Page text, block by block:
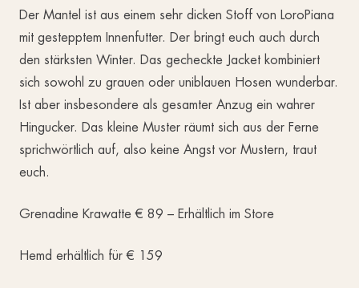
Der Mantel ist aus einem sehr dicken Stoff von LoroPiana
mit gestepptem Innenfutter. Der bringt euch auch durch
den stärksten Winter. Das gecheckte Jacket kombiniert
sich sowohl zu grauen oder uniblauen Hosen wunderbar.
Ist aber insbesondere als gesamter Anzug ein wahrer
Hingucker. Das kleine Muster räumt sich aus der Ferne
sprichwörtlich auf, also keine Angst vor Mustern, traut
euch.
Grenadine Krawatte € 89 – Erhältlich im Store
Hemd erhältlich für € 159